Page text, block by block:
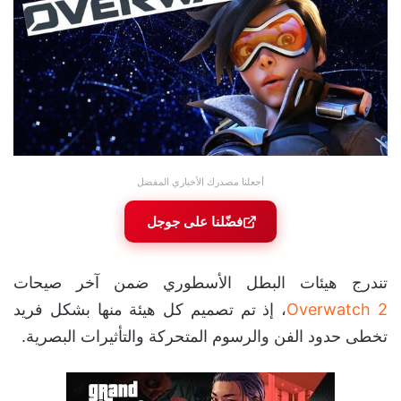
أجعلنا مصدرك الأخباري المفضل
فضّلنا على جوجل
تندرج هيئات البطل الأسطوري ضمن آخر صيحات
Overwatch 2، إذ تم تصميم كل هيئة منها بشكل فريد
تخطى حدود الفن والرسوم المتحركة والتأثيرات البصرية.